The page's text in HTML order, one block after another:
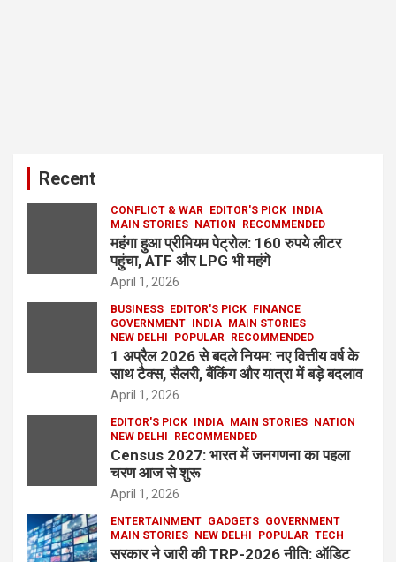
Recent
CONFLICT & WAR EDITOR'S PICK
INDIA
MAIN STORIES
NATION RECOMMENDED
महंगा हुआ प्रीमियम पेट्रोल: 160 रुपये लीटर
पहुंचा, ATF और LPG भी महंगे
April 1, 2026
BUSINESS EDITOR'S PICK
FINANCE
GOVERNMENT
INDIA
MAIN STORIES
NEW DELHI
POPULAR RECOMMENDED
1 अप्रैल 2026 से बदले नियम: नए वित्तीय वर्ष के
साथ टैक्स, सैलरी, बैंकिंग और यात्रा में बड़े बदलाव
April 1, 2026
EDITOR'S PICK INDIA MAIN STORIES
NATION
NEW DELHI
RECOMMENDED
Census 2027: भारत में जनगणना का पहला
चरण आज से शुरू
April 1, 2026
ENTERTAINMENT GADGETS GOVERNMENT
MAIN STORIES
NEW DELHI POPULAR TECH
सरकार ने जारी की TRP-2026 नीति: ऑडिट